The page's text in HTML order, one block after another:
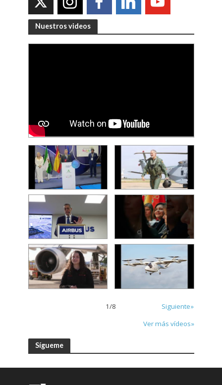
Nuestros videos
1/8
Siguiente»
Ver más vídeos»
Sígueme